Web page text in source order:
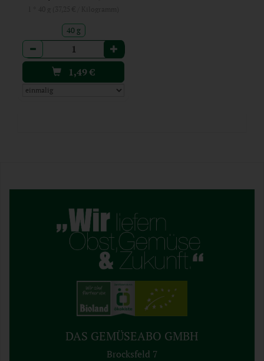
40 g
Anzahl
1,49€
DAS GEMÜSEABO GMBH
Brocksfeld 7